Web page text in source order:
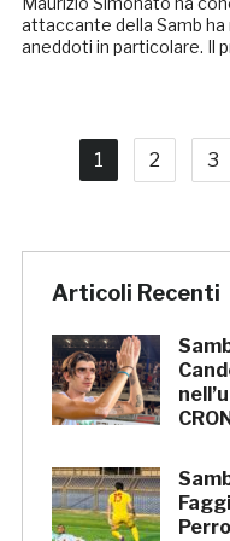
attaccante della Samb
aneddoti in particolare. Il
1 2 3
Articoli Recenti